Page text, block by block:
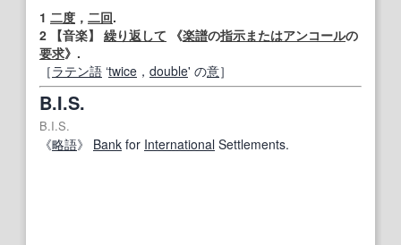
1 二度 ， 二回.
2 【音楽】 繰り返して 《楽譜の指示またはアンコールの
要求》.
［ラテン語 ‘twice ， double' の意］
B.I.S.
B.I.S.
《略語》 Bank for International Settlements.